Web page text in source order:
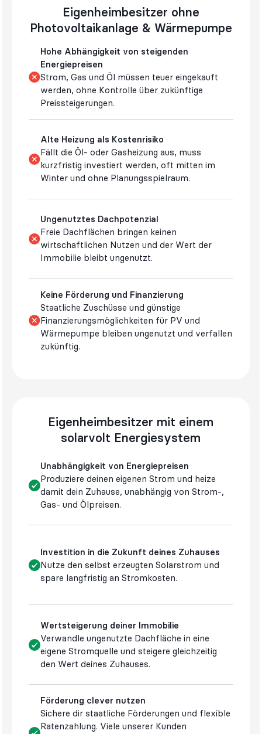
Eigenheimbesitzer ohne
Photovoltaikanlage & Wärmepumpe
Hohe Abhängigkeit von steigenden
Energiepreisen
Strom, Gas und Öl müssen teuer eingekauft
werden, ohne Kontrolle über zukünftige
Preissteigerungen.
Alte Heizung als Kostenrisiko
Fällt die Öl- oder Gasheizung aus, muss
kurzfristig investiert werden, oft mitten im
Winter und ohne Planungsspielraum.
Ungenutztes Dachpotenzial
Freie Dachflächen bringen keinen
wirtschaftlichen Nutzen und der Wert der
Immobilie bleibt ungenutzt.
Keine Förderung und Finanzierung
Staatliche Zuschüsse und günstige
Finanzierungsmöglichkeiten für PV und
Wärmepumpe bleiben ungenutzt und verfallen
zukünftig.
Eigenheimbesitzer mit einem
solarvolt Energiesystem
Unabhängigkeit von Energiepreisen
Produziere deinen eigenen Strom und heize
damit dein Zuhause, unabhängig von Strom-,
Gas- und Ölpreisen.
Investition in die Zukunft deines Zuhauses
Nutze den selbst erzeugten Solarstrom und
spare langfristig an Stromkosten.
Wertsteigerung deiner Immobilie
Verwandle ungenutzte Dachfläche in eine
eigene Stromquelle und steigere gleichzeitig
den Wert deines Zuhauses.
Förderung clever nutzen
Sichere dir staatliche Förderungen und flexible
Ratenzahlung. Viele unserer Kunden